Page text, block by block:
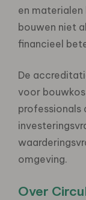
en
bouwen niet
financieel
De
voor
professionals
omgeving.
Over